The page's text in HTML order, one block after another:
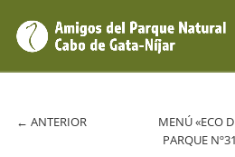
← ANTERIOR
MENÚ «ECO
PARQUE